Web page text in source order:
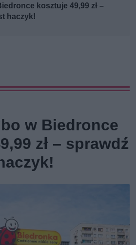
kosztuje 49,99 zł –
haczyk!
w Biedronce
zł – sprawdź